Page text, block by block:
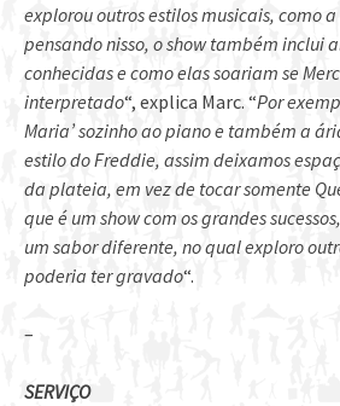
explorou outros estilos musicais, como
pensando nisso, o show também inclui
conhecidas e como elas soariam se
interpretado“, explica Marc. “Por
Maria’ sozinho ao piano e também a
estilo do Freddie, assim deixamos
da plateia, em vez de tocar somente
que é um show com os grandes
um sabor diferente, no qual exploro
poderia ter gravado“.
–
SERVIÇO